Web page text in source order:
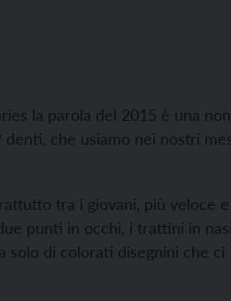
la parola del 2015 è una
che usiamo nei nostri
tra i giovani, più veloce e
punti in occhi, i trattini in
solo di colorati disegnini che ci